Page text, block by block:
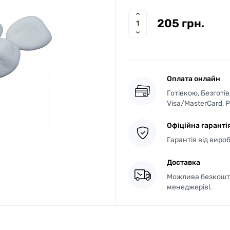
205 грн.
Оплата онлайн
Готівкою,
Visa/MasterCard,
Офіційна
Гарантія від
Доставка
Можлива
менеджерів!.